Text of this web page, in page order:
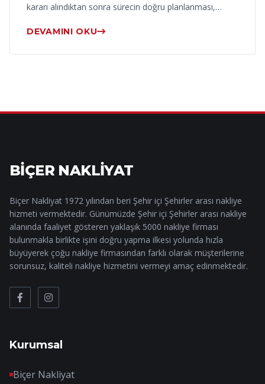
kararı alındıktan sonra sürecin doğru planlanması,…
DEVAMINI OKU
BİÇER NAKLİYAT
Biçer Nakliyat 1972 yılından beri Şehir içi Şehirler arası nakliye
hizmeti vermektedir. Günümüzde Şehir içi Şehirler arası nakliye
alanında faaliyet gösteren yaklaşık 5000 nakliye firması
bulunmakla birlikte işini doğru yapma ilkesi yolunda hızla
büyüyerek çoğu nakliye firmasından farklı olarak müşterilerine
sorunsuz, kaliteli nakliye hizmetini vermeyi amaç edinmektedir.
Kurumsal
Biçer Nakliyat